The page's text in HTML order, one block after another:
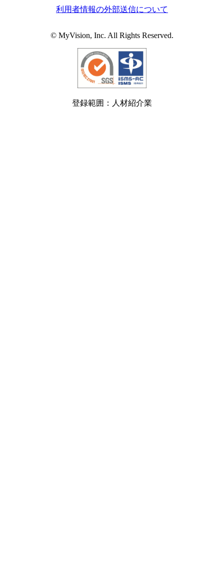
利用者情報の外部送信について
© MyVision, Inc. All Rights Reserved.
登録範囲：人材紹介業